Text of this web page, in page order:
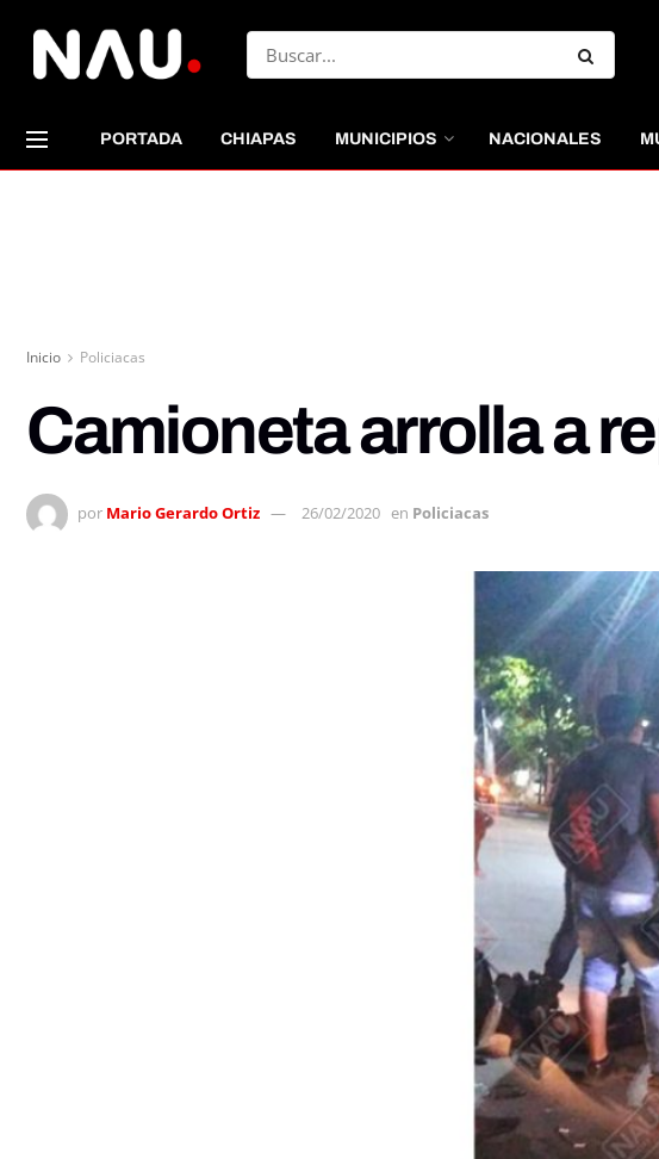
PORTADA CHIAPAS MUNICIPIOS NACIONALES
Inicio Policiacas
Camioneta arrolla a
por Mario Gerardo Ortiz 26/02/2020 en Policiacas